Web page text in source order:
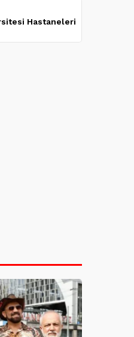
Hastaneleri